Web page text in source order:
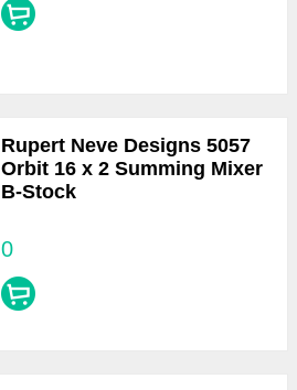
Rupert Neve Designs 5057
Orbit 16 x 2 Summing Mixer
B-Stock
0